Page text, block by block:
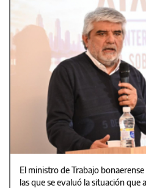
El ministro de Trabajo
las que se evaluó la situación que